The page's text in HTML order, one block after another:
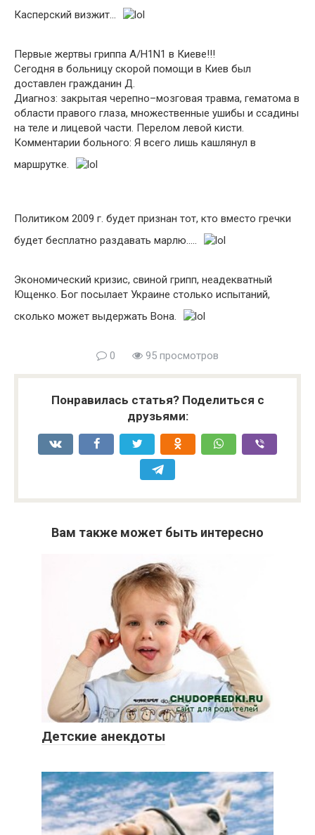
Касперский визжит…
Первые жертвы гриппа А/Н1N1 в Киеве!!!
Сегодня в больницу скорой помощи в Киев был
доставлен гражданин Д.
Диагноз: закрытая черепно–мозговая травма, гематома в
области правого глаза, множественные ушибы и ссадины
на теле и лицевой части. Перелом левой кисти.
Комментарии больного: Я всего лишь кашлянул в
маршрутке.
Политиком 2009 г. будет признан тот, кто вместо гречки
будет бесплатно раздавать марлю…..
Экономический кризис, свиной грипп, неадекватный
Ющенко. Бог посылает Украине столько испытаний,
сколько может выдержать Вона.
0 95 просмотров
Понравилась статья? Поделиться с
друзьями:
Вам также может быть интересно
Детские анекдоты